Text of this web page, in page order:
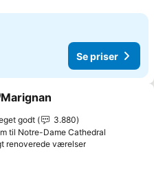
Se priser
til favoritter
godt
3.880
til Notre-Dame Cathedral
renoverede værelser